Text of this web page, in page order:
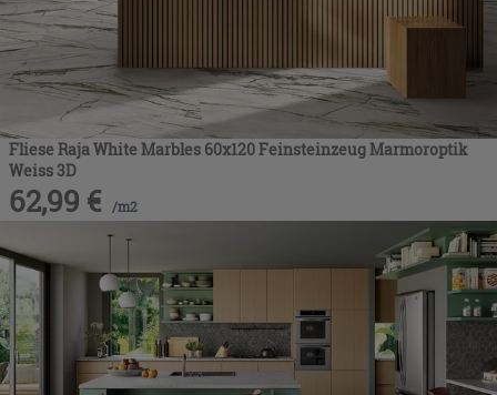
Fliese Raja White Marbles 60x120 Feinsteinzeug Marmoroptik
Weiss 3D
62,99 € /m2